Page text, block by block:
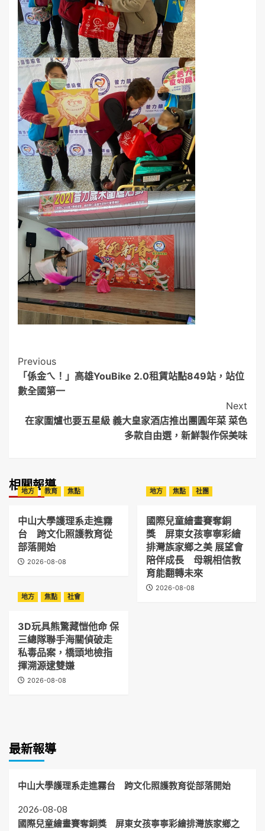
Post
Navigation
Previous
「係金ㄟ！」高雄YouBike 2.0租賃站點849站，站位
數全國第一
Next
在家圍爐也要五星級 義大皇家酒店推出團圓年菜 菜色
多款自由選，新鮮製作保美味
相關報導
地方 教育 焦點
中山大學護理系走進霧
台 跨文化照護教育從
部落開始
2026-08-08
地方 焦點 社團
國際兒童繪畫賽奪銅
獎 屏東女孩寧寧彩繪
排灣族家鄉之美 展望會
陪伴成長 母親相信教
育能翻轉未來
2026-08-08
地方
焦點 社會
3D玩具熊驚藏愷他命 保
三總隊聯手海關偵破走
私毒品案，橋頭地檢指
揮溯源逮雙嫌
2026-08-08
最新報導
中山大學護理系走進霧台 跨文化照護教育從部落開始
2026-08-08
國際兒童繪畫賽奪銅獎 屏東女孩寧寧彩繪排灣族家鄉之